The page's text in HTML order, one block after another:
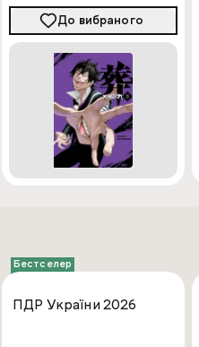
До вибраного
Бестселер
ПДР України 2026